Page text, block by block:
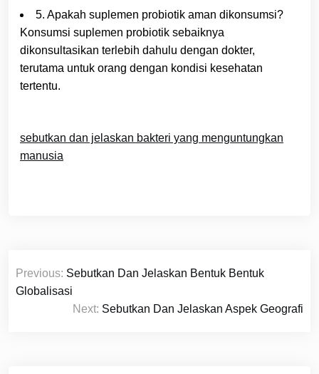
5. Apakah suplemen probiotik aman dikonsumsi?
Konsumsi suplemen probiotik sebaiknya
dikonsultasikan terlebih dahulu dengan dokter,
terutama untuk orang dengan kondisi kesehatan
tertentu.
sebutkan dan jelaskan bakteri yang menguntungkan
manusia
Navigasi
pos
Previous: Sebutkan Dan Jelaskan Bentuk Bentuk
Globalisasi
Next: Sebutkan Dan Jelaskan Aspek Geografi